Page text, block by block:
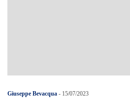
Giuseppe Bevacqua - 15/07/2023